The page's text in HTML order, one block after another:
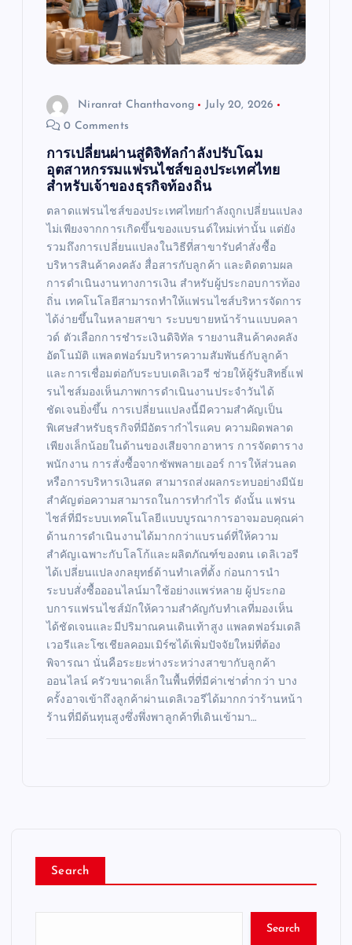
Niranrat Chanthavong
July 20, 2026
0 Comments
การเปลี่ยนผ่านสู่ดิจิทัลกำลังปรับโฉม
อุตสาหกรรมแฟรนไชส์ของประเทศไทย
สำหรับเจ้าของธุรกิจท้องถิ่น
ตลาดแฟรนไชส์ของประเทศไทยกำลังถูกเปลี่ยนแปลง
ไม่เพียงจากการเกิดขึ้นของแบรนด์ใหม่เท่านั้น แต่ยัง
รวมถึงการเปลี่ยนแปลงในวิธีที่สาขารับคำสั่งซื้อ
บริหารสินค้าคงคลัง สื่อสารกับลูกค้า และติดตามผล
การดำเนินงานทางการเงิน สำหรับผู้ประกอบการท้อง
ถิ่น เทคโนโลยีสามารถทำให้แฟรนไชส์บริหารจัดการ
ได้ง่ายขึ้นในหลายสาขา ระบบขายหน้าร้านแบบคลา
วด์ ตัวเลือกการชำระเงินดิจิทัล รายงานสินค้าคงคลัง
อัตโนมัติ แพลตฟอร์มบริหารความสัมพันธ์กับลูกค้า
และการเชื่อมต่อกับระบบเดลิเวอรี ช่วยให้ผู้รับสิทธิ์แฟ
รนไชส์มองเห็นภาพการดำเนินงานประจำวันได้
ชัดเจนยิ่งขึ้น การเปลี่ยนแปลงนี้มีความสำคัญเป็น
พิเศษสำหรับธุรกิจที่มีอัตรากำไรแคบ ความผิดพลาด
เพียงเล็กน้อยในด้านของเสียจากอาหาร การจัดตาราง
พนักงาน การสั่งซื้อจากซัพพลายเออร์ การให้ส่วนลด
หรือการบริหารเงินสด สามารถส่งผลกระทบอย่างมีนัย
สำคัญต่อความสามารถในการทำกำไร ดังนั้น แฟรน
ไชส์ที่มีระบบเทคโนโลยีแบบบูรณาการอาจมอบคุณค่า
ด้านการดำเนินงานได้มากกว่าแบรนด์ที่ให้ความ
สำคัญเฉพาะกับโลโก้และผลิตภัณฑ์ของตน เดลิเวอรี
ได้เปลี่ยนแปลงกลยุทธ์ด้านทำเลที่ตั้ง ก่อนการนำ
ระบบสั่งซื้อออนไลน์มาใช้อย่างแพร่หลาย ผู้ประกอ
บการแฟรนไชส์มักให้ความสำคัญกับทำเลที่มองเห็น
ได้ชัดเจนและมีปริมาณคนเดินเท้าสูง แพลตฟอร์มเดลิ
เวอรีและโซเชียลคอมเมิร์ซได้เพิ่มปัจจัยใหม่ที่ต้อง
พิจารณา นั่นคือระยะห่างระหว่างสาขากับลูกค้า
ออนไลน์ ครัวขนาดเล็กในพื้นที่ที่มีค่าเช่าต่ำกว่า บาง
ครั้งอาจเข้าถึงลูกค้าผ่านเดลิเวอรีได้มากกว่าร้านหน้า
ร้านที่มีต้นทุนสูงซึ่งพึ่งพาลูกค้าที่เดินเข้ามา…
Search
Search